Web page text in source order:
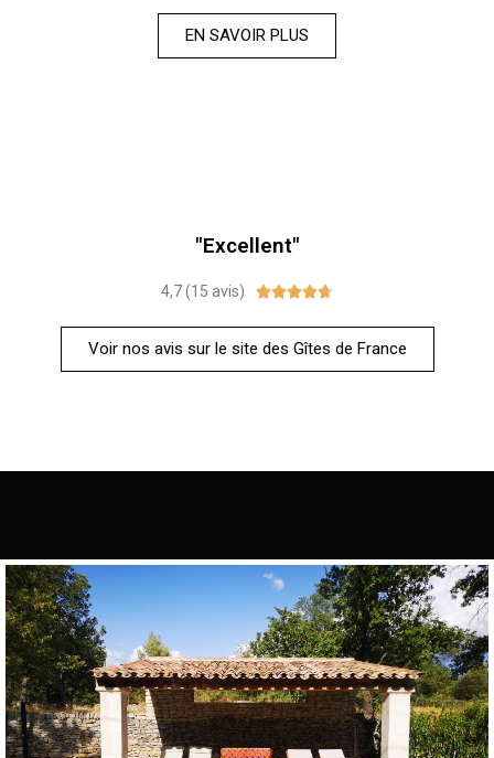
EN SAVOIR PLUS
"Excellent"
4,7 (15 avis) 
Voir nos avis sur le site des Gîtes de France